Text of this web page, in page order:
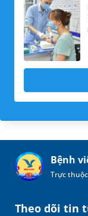
Bệnh
Trực thuộc
Theo dõi tin